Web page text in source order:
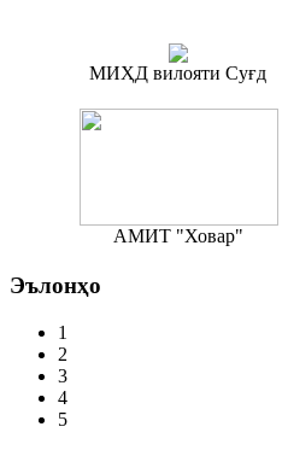
МИҲД вилояти Суғд
АМИТ "Ховар"
Эълонҳо
1
2
3
4
5